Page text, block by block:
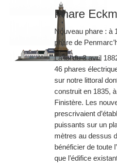
Phare
Nouveau phare : à
phare de
La loi du 3 avril
46 phares
sur notre littoral
construit en 1835,
Finistère. Les
prescrivaient
puissants sur un
mètres au dessus
bénéficier de toute
que l’édifice